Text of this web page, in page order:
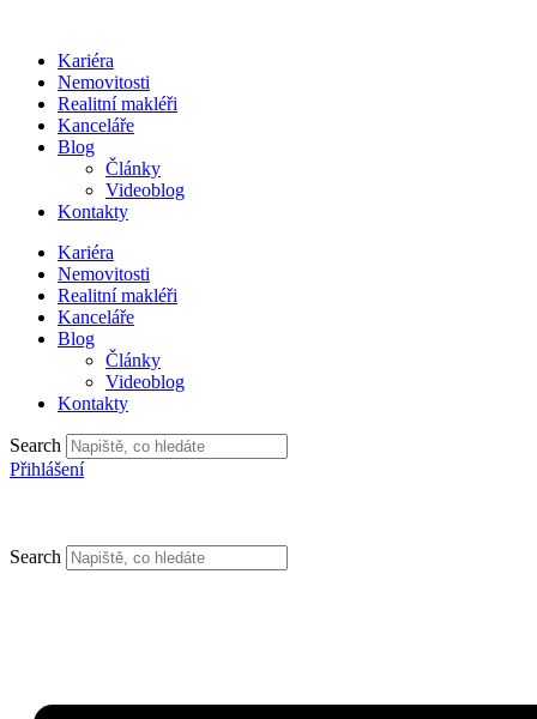
obsahuKariéra
Nemovitosti
Realitní makléři
Kanceláře
Blog
Články
Videoblog
Kontakty
Kariéra
Nemovitosti
Realitní makléři
Kanceláře
Blog
Články
Videoblog
Kontakty
Search
Přihlášení
Search